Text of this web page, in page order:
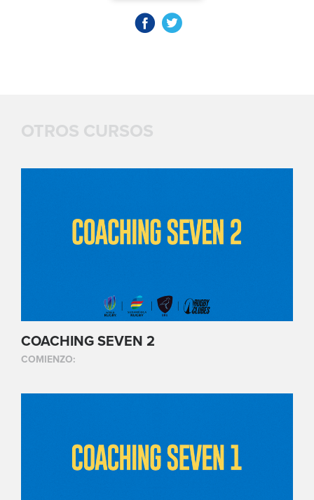
OTROS CURSOS
COACHING SEVEN 2
COMIENZO: